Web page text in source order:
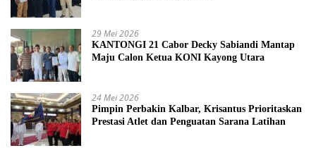
29 Mei 2026
KANTONGI 21 Cabor Decky Sabiandi Mantap
Maju Calon Ketua KONI Kayong Utara
24 Mei 2026
Pimpin Perbakin Kalbar, Krisantus Prioritaskan
Prestasi Atlet dan Penguatan Sarana Latihan